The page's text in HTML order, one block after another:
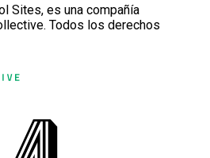
Sites, es una compañía
Todos los derechos